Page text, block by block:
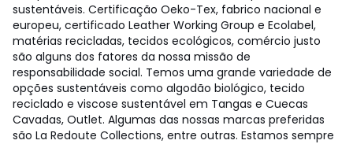
sustentáveis. Certificação Oeko-Tex, fabrico nacional e
europeu, certificado Leather Working Group e Ecolabel,
matérias recicladas, tecidos ecológicos, comércio justo
são alguns dos fatores da nossa missão de
responsabilidade social. Temos uma grande variedade de
opções sustentáveis como algodão biológico, tecido
reciclado e viscose sustentável em Tangas e Cuecas
Cavadas, Outlet. Algumas das nossas marcas preferidas
são La Redoute Collections, entre outras. Estamos sempre